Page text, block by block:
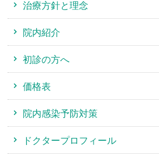
治療方針と理念
院内紹介
初診の方へ
価格表
院内感染予防対策
ドクタープロフィール